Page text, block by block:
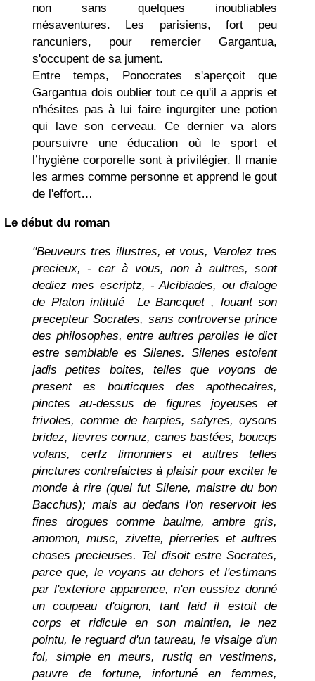
non sans quelques inoubliables
mésaventures. Les parisiens, fort peu
rancuniers, pour remercier Gargantua,
s'occupent de sa jument.
Entre temps, Ponocrates s'aperçoit que
Gargantua dois oublier tout ce qu'il a appris et
n'hésites pas à lui faire ingurgiter une potion
qui lave son cerveau. Ce dernier va alors
poursuivre une éducation où le sport et
l’hygiène corporelle sont à privilégier. Il manie
les armes comme personne et apprend le gout
de l'effort…
Le début du roman
"Beuveurs tres illustres, et vous, Verolez tres
precieux, - car à vous, non à aultres, sont
dediez mes escriptz, - Alcibiades, ou dialoge
de Platon intitulé _Le Bancquet_, louant son
precepteur Socrates, sans controverse prince
des philosophes, entre aultres parolles le dict
estre semblable es Silenes. Silenes estoient
jadis petites boites, telles que voyons de
present es bouticques des apothecaires,
pinctes au-dessus de figures joyeuses et
frivoles, comme de harpies, satyres, oysons
bridez, lievres cornuz, canes bastées, boucqs
volans, cerfz limonniers et aultres telles
pinctures contrefaictes à plaisir pour exciter le
monde à rire (quel fut Silene, maistre du bon
Bacchus); mais au dedans l'on reservoit les
fines drogues comme baulme, ambre gris,
amomon, musc, zivette, pierreries et aultres
choses precieuses. Tel disoit estre Socrates,
parce que, le voyans au dehors et l'estimans
par l'exteriore apparence, n'en eussiez donné
un coupeau d'oignon, tant laid il estoit de
corps et ridicule en son maintien, le nez
pointu, le reguard d'un taureau, le visaige d'un
fol, simple en meurs, rustiq en vestimens,
pauvre de fortune, infortuné en femmes,